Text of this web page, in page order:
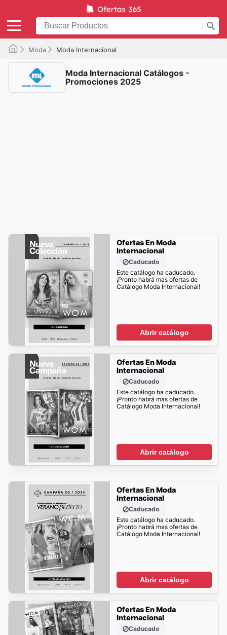
Moda Moda Internacional
Moda Internacional Catálogos -
Promociones 2025
Ofertas En Moda
Internacional
Caducado
Este catálogo ha caducado.
¡Pronto habrá mas ofertas de
Catálogo Moda Internacional!
Abrir catálogo
Ofertas En Moda
Internacional
Caducado
Este catálogo ha caducado.
¡Pronto habrá mas ofertas de
Catálogo Moda Internacional!
Abrir catálogo
Ofertas En Moda
Internacional
Caducado
Este catálogo ha caducado.
¡Pronto habrá mas ofertas de
Catálogo Moda Internacional!
Abrir catálogo
Ofertas En Moda
Internacional
Caducado